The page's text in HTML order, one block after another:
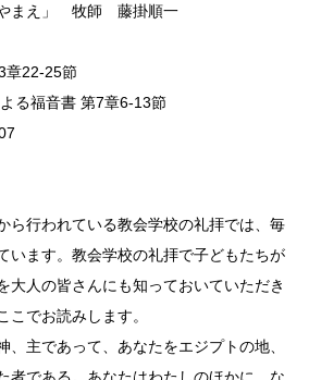
やまえ」 牧師 藤掛順一
章22-25節
る福音書 第7章6-13節
ら行われている教会学校の礼拝では、毎
います。教会学校の礼拝で子どもたちが
大人の皆さんにも知っておいていただき
こでお読みします。
主であって、あなたをエジプトの地、